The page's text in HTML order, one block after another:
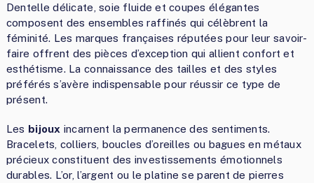
Dentelle délicate, soie fluide et coupes élégantes
composent des ensembles raffinés qui célèbrent la
féminité. Les marques françaises réputées pour leur savoir-
faire offrent des pièces d’exception qui allient confort et
esthétisme. La connaissance des tailles et des styles
préférés s’avère indispensable pour réussir ce type de
présent.
Les bijoux incarnent la permanence des sentiments.
Bracelets, colliers, boucles d’oreilles ou bagues en métaux
précieux constituent des investissements émotionnels
durables. L’or, l’argent ou le platine se parent de pierres